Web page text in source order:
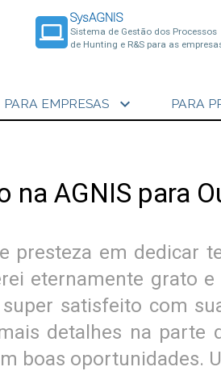
laptop
SysAGNIS
Sistema de Gestão dos Processos
de Hunting e R&S para as
PARA EMPRESAS expand_more PARA
na AGNIS para
presteza em dedicar
eternamente grato
satisfeito com
detalhes na parte
boas oportunidades.